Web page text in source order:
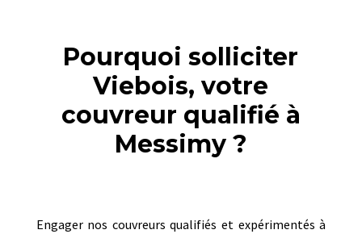
Pourquoi solliciter
Viebois, votre
couvreur qualifié à
Messimy ?
Engager nos couvreurs qualifiés et expérimentés à